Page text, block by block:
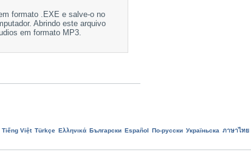
formato .EXE e salve-o no
Abrindo este arquivo
em formato MP3.
Tiếng Việt Türkçe Ελληνικά Български Еspañol По-русски Україньска ภาษาไทย